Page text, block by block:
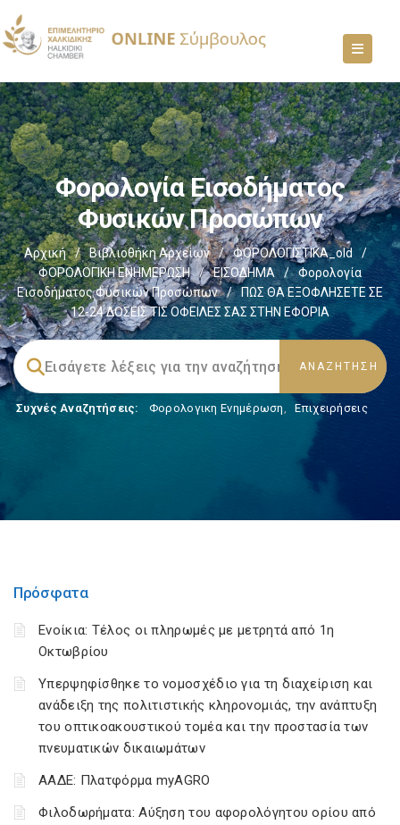
Φορολογία Εισοδήματος
Φυσικών Προσώπων
Αρχική / Βιβλιοθήκη Αρχείων / ΦΟΡΟΛΟΓΙΣΤΙΚΑ_old
/
ΦΟΡΟΛΟΓΙΚΗ ΕΝΗΜΕΡΩΣΗ
/ ΕΙΣΟΔΗΜΑ /
Φορολογία
Εισοδήματος Φυσικών Προσώπων
/
ΠΩΣ ΘΑ ΕΞΟΦΛΗΣΕΤΕ ΣΕ
12-24 ΔΟΣΕΙΣ ΤΙΣ ΟΦΕΙΛΕΣ ΣΑΣ ΣΤΗΝ ΕΦΟΡΙΑ
Συχνές Αναζητήσεις: Φορολογικη Ενημέρωση, Επιχειρήσεις
Πρόσφατα
Ενοίκια: Τέλος οι πληρωμές με μετρητά από 1η
Οκτωβρίου
Υπερψηφίσθηκε το νομοσχέδιο για τη διαχείριση και
ανάδειξη της πολιτιστικής κληρονομιάς, την ανάπτυξη
του οπτικοακουστικού τομέα και την προστασία των
πνευματικών δικαιωμάτων
ΑΑΔΕ: Πλατφόρμα myAGRO
Φιλοδωρήματα: Αύξηση του αφορολόγητου ορίου από